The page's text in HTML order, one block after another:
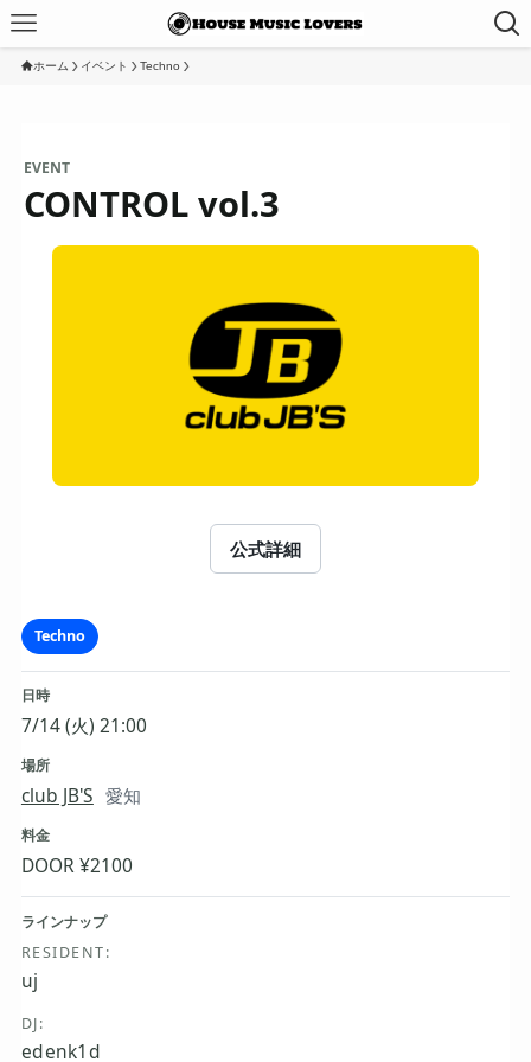
ホーム イベント Techno
EVENT
CONTROL vol.3
公式詳細
Techno
日時
7/14 (火) 21:00
場所
club JB'S 愛知
料金
DOOR ¥2100
ラインナップ
RESIDENT:
uj
DJ:
edenk1d